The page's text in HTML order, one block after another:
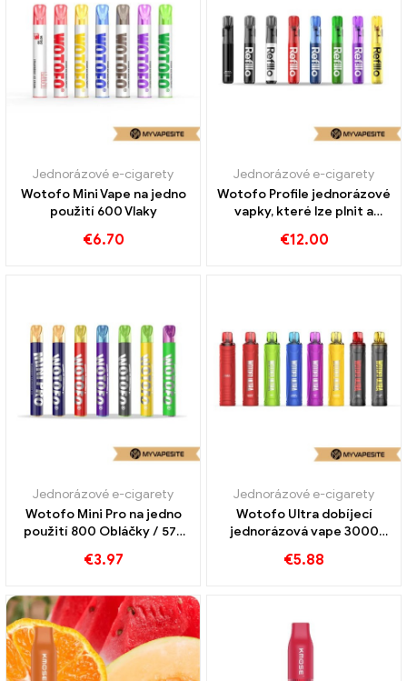
Jednorázové e-cigarety
Wotofo Mini Vape na jedno
použití 600 Vlaky
€6.70
Jednorázové e-cigarety
Wotofo Profile jednorázové
vapky, které lze plnit a
€12.00
Jednorázové e-cigarety
Wotofo Mini Pro na jedno
použití 800 Obláčky / 575
€3.97
Jednorázové e-cigarety
Wotofo Ultra dobíjecí
jednorázová vape 3000
€5.88